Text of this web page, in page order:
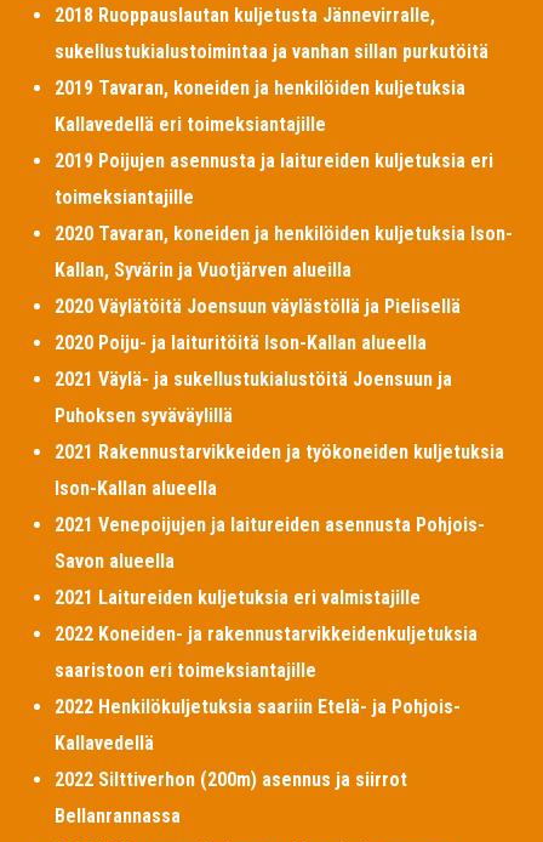
2018 Ruoppauslautan kuljetusta Jännevirralle,
sukellustukialustoimintaa ja vanhan sillan purkutöitä
2019 Tavaran, koneiden ja henkilöiden kuljetuksia
Kallavedellä eri toimeksiantajille
2019 Poijujen asennusta ja laitureiden kuljetuksia eri
toimeksiantajille
2020 Tavaran, koneiden ja henkilöiden kuljetuksia Ison-
Kallan, Syvärin ja Vuotjärven alueilla
2020 Väylätöitä Joensuun väylästöllä ja Pielisellä
2020 Poiju- ja laituritöitä Ison-Kallan alueella
2021 Väylä- ja sukellustukialustöitä Joensuun ja
Puhoksen syväväylillä
2021 Rakennustarvikkeiden ja työkoneiden kuljetuksia
Ison-Kallan alueella
2021 Venepoijujen ja laitureiden asennusta Pohjois-
Savon alueella
2021 Laitureiden kuljetuksia eri valmistajille
2022 Koneiden- ja rakennustarvikkeidenkuljetuksia
saaristoon eri toimeksiantajille
2022 Henkilökuljetuksia saariin Etelä- ja Pohjois-
Kallavedellä
2022 Silttiverhon (200m) asennus ja siirrot
Bellanrannassa